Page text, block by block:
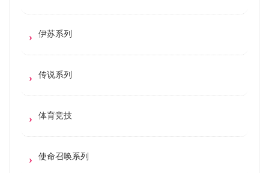
伊苏系列
传说系列
体育竞技
使命召唤系列